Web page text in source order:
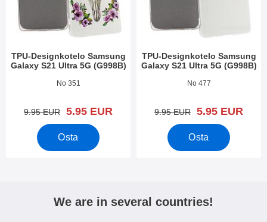
TPU-Designkotelo Samsung
Galaxy S21 Ultra 5G (G998B)
Tuote.nro 39410
No 351
vanha hinta
9.95 EUR uusi hinta
5.95 EUR
Osta
TPU-Designkotelo Samsung
Galaxy S21 Ultra 5G (G998B)
Tuote.nro 39409
No 477
vanha hinta
9.95 EUR uusi hinta
5.95 EUR
Osta
We are in several countries!